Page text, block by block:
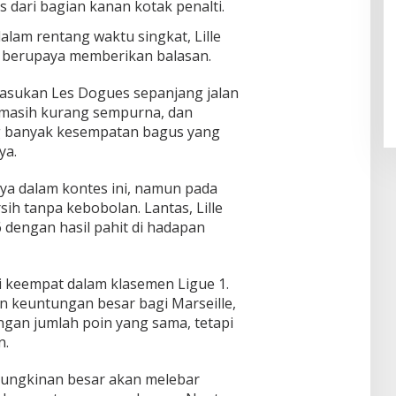
dari bagian kanan kotak penalti.
rentang waktu singkat, Lille
memberikan balasan.
Les Dogues sepanjang jalan
kurang sempurna, dan
kesempatan bagus yang
dalam kontes ini, namun pada
tanpa kebobolan. Lantas, Lille
hasil pahit di hadapan
dalam klasemen Ligue 1.
keuntungan besar bagi Marseille,
jumlah poin yang sama, tetapi
besar akan melebar
Pendaftaran Istana Dibuka,
Warga Berebut Kuota
09:13 WIB